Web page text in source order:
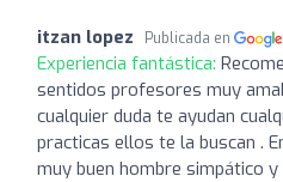
itzan lopez Publicada en
Experiencia fantástica:
sentidos profesores muy
cualquier duda te ayudan
practicas ellos te la buscan .
muy buen hombre simpático